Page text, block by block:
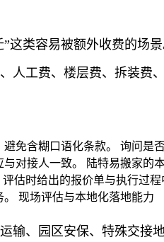
类容易被额外收费的场
人工费、楼层费、拆装费
免含糊口语化条款。 询问是
对接人一致。 陆特易搬家的
估时给出的报价单与执行过
现场评估与本地化落地能力
、园区安保、特殊交接